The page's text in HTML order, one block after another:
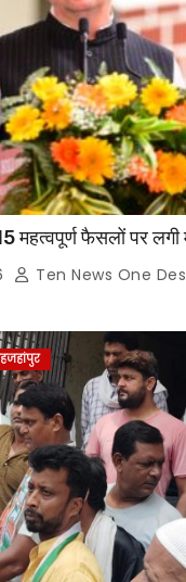
महत्वपूर्ण फैसलों पर लगी
Ten News One